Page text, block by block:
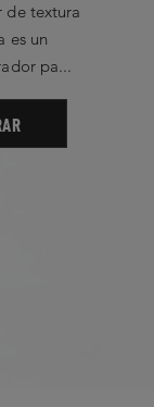
de textura
es un
pa...